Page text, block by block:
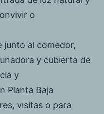
o
junto al comedor,
y cubierta de
y
Planta Baja
visitas o para